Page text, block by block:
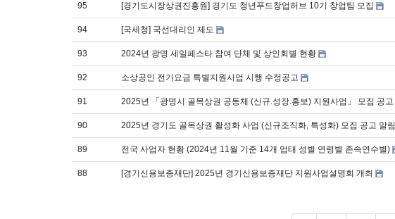
95 [경기도시장상권진흥원] 경기도 청년푸드창업허브 10기 창업팀 모집
94 [국세청] 국선대리인 제도
93 2024년 광명 세일페스타 참여 단체 및 상인회별 현황
92 소상공인 전기요금 특별지원사업 시행 수정공고
91 2025년 「광명시 골목상권 공동체 (신규.성장.홍보) 지원사업」 모집 공고
90 2025년 경기도 골목상권 활성화 사업 (신규조직화, 특성화) 모집 공고 알림
89 전국 사업자 현황 (2024년 11월 기준 14개 업태 성별 연령별 존속연수별)
88 [경기신용보증재단] 2025년 경기신용보증재단 지원사업설명회 개최